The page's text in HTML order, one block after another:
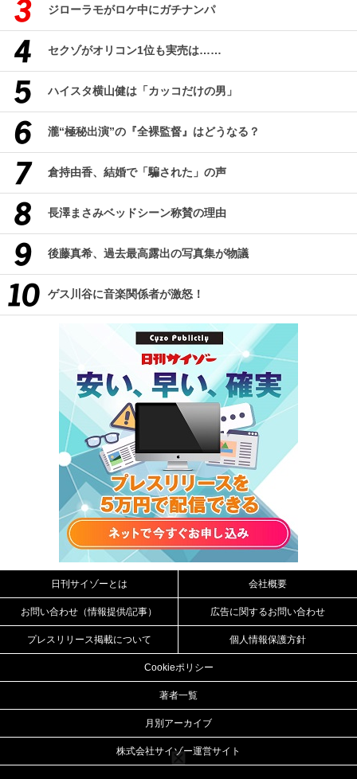
ジローラモがロケ中にガチナンパ
セクゾがオリコン1位も実売は……
ハイスタ横山健は「カッコだけの男」
瀧“極秘出演”の『全裸監督』はどうなる？
倉持由香、結婚で「騙された」の声
長澤まさみベッドシーン称賛の理由
後藤真希、過去最高露出の写真集が物議
ゲス川谷に音楽関係者が激怒！
日刊サイゾーとは 会社概要
お問い合わせ（情報提供/記事） 広告に関するお問い合わせ
プレスリリース掲載について 個人情報保護方針
Cookieポリシー
著者一覧
月別アーカイブ
株式会社サイゾー運営サイト